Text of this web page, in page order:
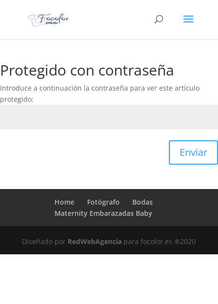
Protegido con contraseña
Introduce a continuación la contraseña para ver este artículo
protegido:
Enviar
Home Fotógrafo
Bodas
Maternity Embarazadas Baby
Diseñado por RedWebAgencia para focolor.es ®2020